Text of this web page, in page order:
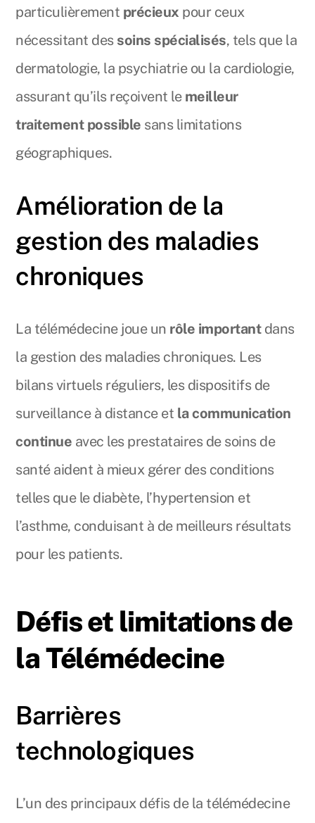
particulièrement précieux pour ceux
nécessitant des soins spécialisés, tels que la
dermatologie, la psychiatrie ou la cardiologie,
assurant qu’ils reçoivent le meilleur
traitement possible sans limitations
géographiques.
Amélioration de la
gestion des maladies
chroniques
La télémédecine joue un rôle importantdans
la gestion des maladies chroniques. Les
bilans virtuels réguliers, les dispositifs de
surveillance à distance et la communication
continue avec les prestataires de soins de
santé aident à mieux gérer des conditions
telles que le diabète, l’hypertension et
l’asthme, conduisant à de meilleurs résultats
pour les patients.
Défis et limitations de
la Télémédecine
Barrières
technologiques
L’un des principaux défis de la télémédecine